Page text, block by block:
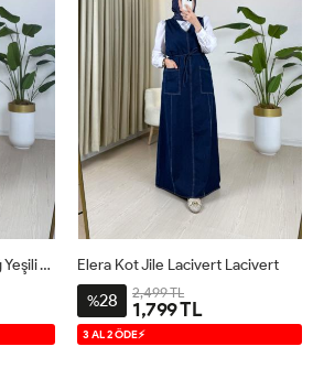
Bengü Tesettür Elbise Yağ Yeşili Yağ Yeşili Elera Kot Jile Lacivert Lacivert
%28 2,499 TL
1,799 TL
3 AL 2 ÖDE⚡